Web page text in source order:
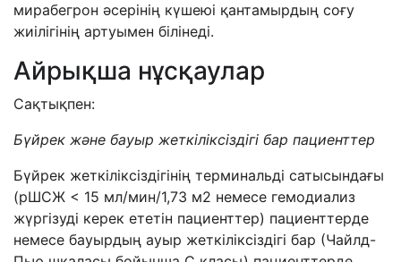
мирабегрон әсерінің күшеюі қантамырдың соғу
жиілігінің артуымен білінеді.
Айрықша нұсқаулар
Сақтықпен:
Бүйрек және бауыр жеткіліксіздігі бар пациенттер
Бүйрек жеткіліксіздігінің терминальді сатысындағы
(рШСЖ < 15 мл/мин/1,73 м2 немесе гемодиализ
жүргізуді керек ететін пациенттер) пациенттерде
немесе бауырдың ауыр жеткіліксіздігі бар (Чайлд-